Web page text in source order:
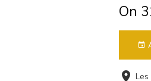
On
Les